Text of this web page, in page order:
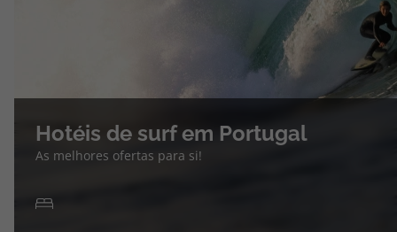
Hotéis de surf em Portugal
As melhores ofertas para si!